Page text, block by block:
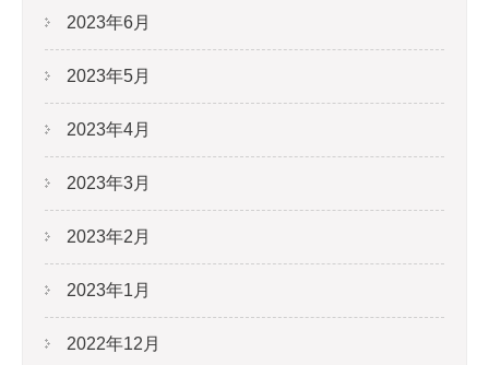
2023年6月
2023年5月
2023年4月
2023年3月
2023年2月
2023年1月
2022年12月